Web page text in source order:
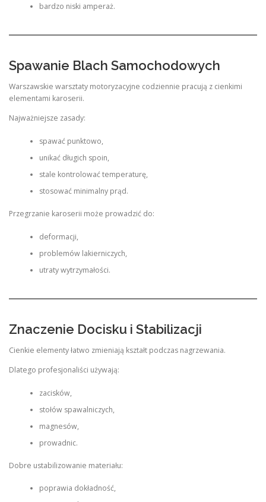
bardzo niski amperaż.
Spawanie Blach Samochodowych
Warszawskie warsztaty motoryzacyjne codziennie pracują z cienkimi
elementami karoserii.
Najważniejsze zasady:
spawać punktowo,
unikać długich spoin,
stale kontrolować temperaturę,
stosować minimalny prąd.
Przegrzanie karoserii może prowadzić do:
deformacji,
problemów lakierniczych,
utraty wytrzymałości.
Znaczenie Docisku i Stabilizacji
Cienkie elementy łatwo zmieniają kształt podczas nagrzewania.
Dlatego profesjonaliści używają:
zacisków,
stołów spawalniczych,
magnesów,
prowadnic.
Dobre ustabilizowanie materiału:
poprawia dokładność,